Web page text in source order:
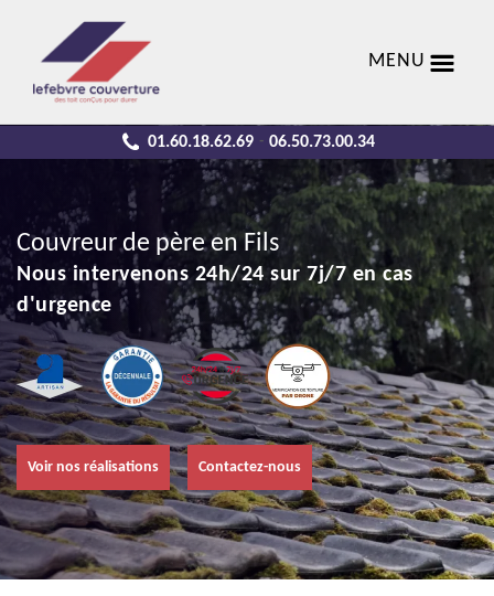
MENU
01.60.18.62.69 - 06.50.73.00.34
Couvreur de père en Fils
Nous intervenons 24h/24 sur 7j/7 en cas
d'urgence
Voir nos réalisations Contactez-nous